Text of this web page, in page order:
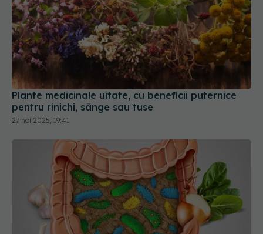
Plante medicinale uitate, cu beneficii puternice
pentru rinichi, sânge sau tuse
27 noi 2025, 19:41